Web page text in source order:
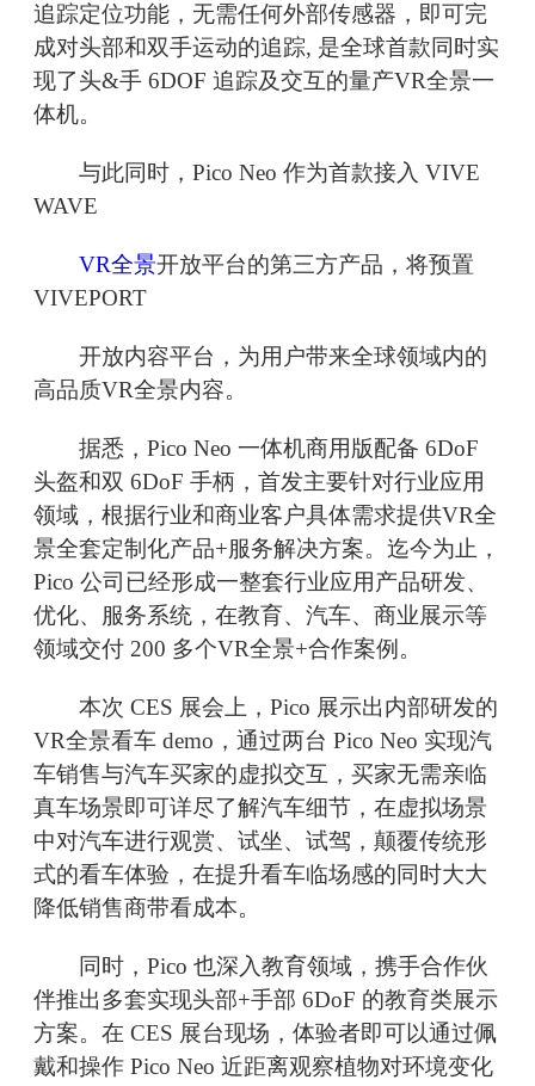
追踪定位功能，无需任何外部传感器，即可完
成对头部和双手运动的追踪, 是全球首款同时实
现了头&手 6DOF 追踪及交互的量产VR全景一
体机。
与此同时，Pico Neo 作为首款接入 VIVE
WAVE
VR全景开放平台的第三方产品，将预置
VIVEPORT
开放内容平台，为用户带来全球领域内的
高品质VR全景内容。
据悉，Pico Neo 一体机商用版配备 6DoF
头盔和双 6DoF 手柄，首发主要针对行业应用
领域，根据行业和商业客户具体需求提供VR全
景全套定制化产品+服务解决方案。迄今为止，
Pico 公司已经形成一整套行业应用产品研发、
优化、服务系统，在教育、汽车、商业展示等
领域交付 200 多个VR全景+合作案例。
本次 CES 展会上，Pico 展示出内部研发的
VR全景看车 demo，通过两台 Pico Neo 实现汽
车销售与汽车买家的虚拟交互，买家无需亲临
真车场景即可详尽了解汽车细节，在虚拟场景
中对汽车进行观赏、试坐、试驾，颠覆传统形
式的看车体验，在提升看车临场感的同时大大
降低销售商带看成本。
同时，Pico 也深入教育领域，携手合作伙
伴推出多套实现头部+手部 6DoF 的教育类展示
方案。在 CES 展台现场，体验者即可以通过佩
戴和操作 Pico Neo 近距离观察植物对环境变化